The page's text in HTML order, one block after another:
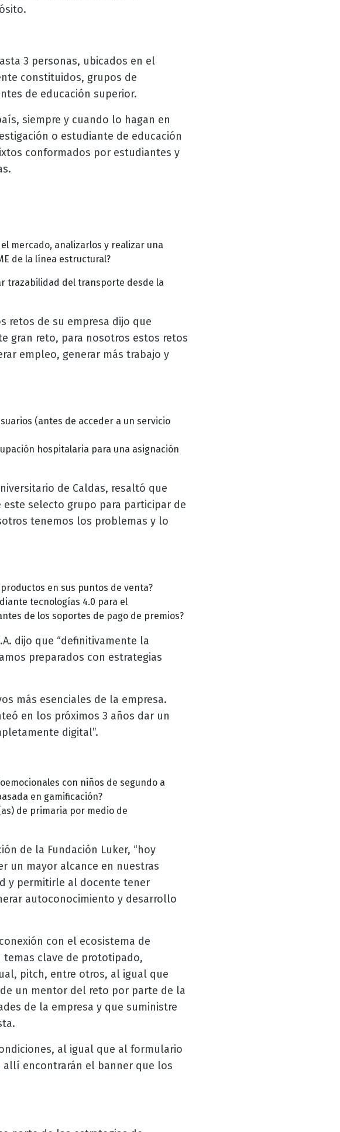
3 personas, ubicados en el
constituidos, grupos de
de educación superior.
siempre y cuando lo hagan en
o estudiante de educación
conformados por estudiantes y
mercado, analizarlos y realizar una
de la línea estructural?
trazabilidad del transporte desde la
retos de su empresa dijo que
gran reto, para nosotros estos retos
empleo, generar más trabajo y
(antes de acceder a un servicio
hospitalaria para una asignación
de Caldas, resaltó que
selecto grupo para participar de
tenemos los problemas y lo
en sus puntos de venta?
tecnologías 4.0 para el
de los soportes de pago de premios?
dijo que “definitivamente la
preparados con estrategias
más esenciales de la empresa.
en los próximos 3 años dar un
digital”.
con niños de segundo a
en gamificación?
de primaria por medio de
de la Fundación Luker, “hoy
un mayor alcance en nuestras
y permitirle al docente tener
autoconocimiento y desarrollo
con el ecosistema de
temas clave de prototipado,
pitch, entre otros, al igual que
un mentor del reto por parte de la
de la empresa y que suministre
al igual que al formulario
allí encontrarán el banner que los